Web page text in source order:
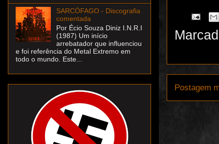
Postagem
SARCÓFAGO - Discografia
comentada
Por Écio Souza Diniz I.N.R.I
(1987) Um início
arrebatador que influenciou
e foi referência do Metal Extremo em
todo o mundo. Este...